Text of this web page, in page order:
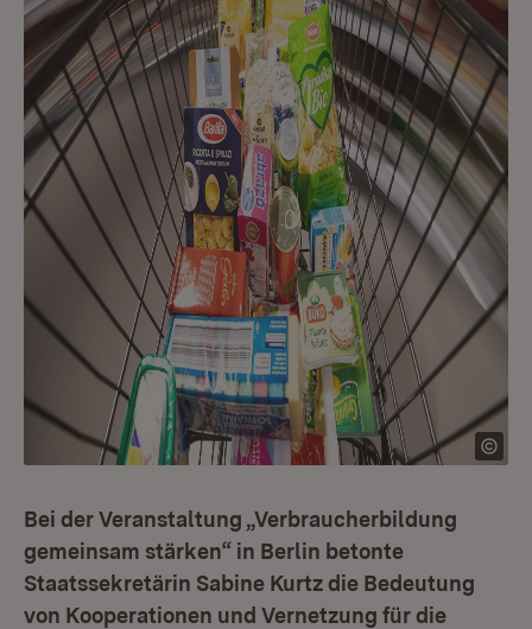
Bei der Veranstaltung „Verbraucherbildung
gemeinsam stärken“ in Berlin betonte
Staatssekretärin Sabine Kurtz die Bedeutung
von Kooperationen und Vernetzung für die